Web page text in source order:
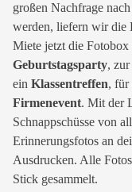
großen Nachfrage
werden, liefern wir die
Miete jetzt die Fotobox
Geburtstagsparty, zur
ein Klassentreffen, für
Firmenevent. Mit der
Schnappschüsse von
Erinnerungsfotos an
Ausdrucken. Alle
Stick gesammelt.